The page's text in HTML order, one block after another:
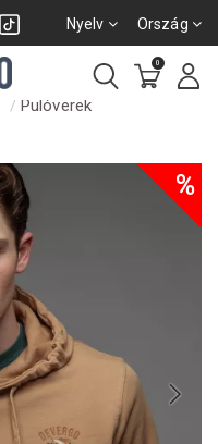
Nyelv Ország
0
Pulóverek
%